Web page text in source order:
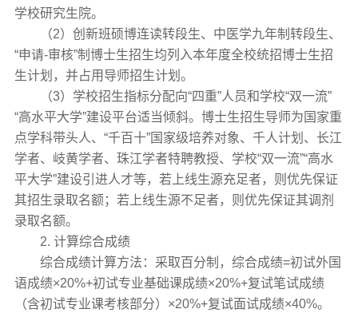
学校研究生院。
（2）创新班硕博连读转段生、中医学九年制转段生、
“申请-审核”制博士生招生均列入本年度全校统招博士生招
生计划，并占用导师招生计划。
（3）学校招生指标分配向“四重”人员和学校“双一流”
“高水平大学”建设平台适当倾斜。博士生招生导师为国家重
点学科带头人、“千百十”国家级培养对象、千人计划、长江
学者、岐黄学者、珠江学者特聘教授、学校“双一流”“高水
平大学”建设引进人才等，若上线生源充足者，则优先保证
其招生录取名额；若上线生源不足者，则优先保证其调剂
录取名额。
2. 计算综合成绩
综合成绩计算方法：采取百分制，综合成绩=初试外国
语成绩×20%+初试专业基础课成绩×20%+复试笔试成绩
（含初试专业课考核部分）×20%+复试面试成绩×40%。